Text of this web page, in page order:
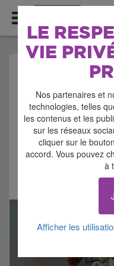
LE
VIE
Nos partenaires et
technologies, telles
les contenus et les
sur les réseaux
cliquer sur le
accord. Vous pouvez
à
Afficher les